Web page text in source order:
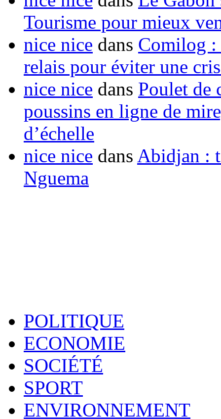
Tourisme pour mieux
nice nice dans Comilog :
relais pour éviter une
nice nice dans Poulet de
poussins en ligne de
d’échelle
nice nice dans Abidjan :
Nguema
POLITIQUE
ECONOMIE
SOCIÉTÉ
SPORT
ENVIRONNEMENT